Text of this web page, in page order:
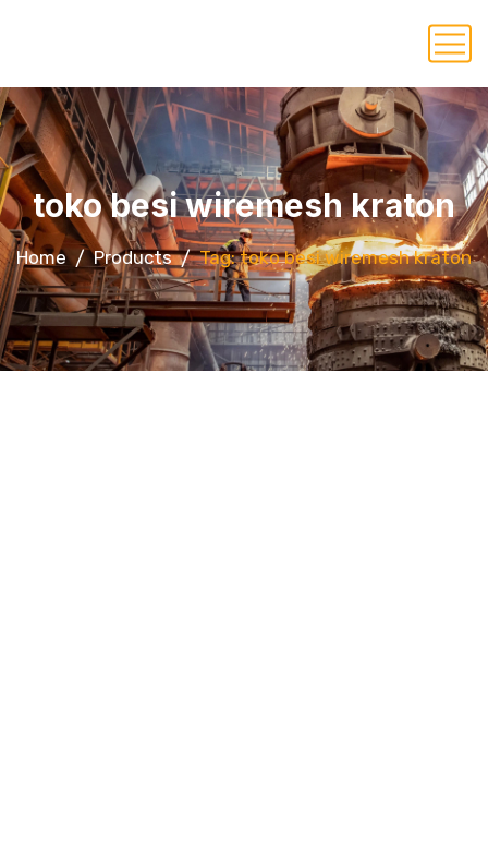
toko besi wiremesh kraton
Home Products Tag: toko besi wiremesh kraton